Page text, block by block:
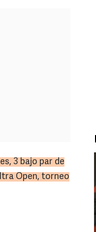
3 bajo par de
Open, torneo